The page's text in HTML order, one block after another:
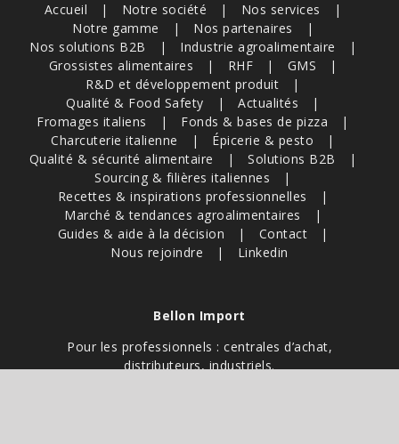
Accueil Notre société
Nos services
Notre gamme
Nos partenaires
Nos solutions B2B
Industrie agroalimentaire
Grossistes alimentaires
RHF
GMS
R&D et développement produit
Qualité & Food Safety
Actualités
Fromages italiens
Fonds & bases de pizza
Charcuterie italienne
Épicerie & pesto
Qualité & sécurité alimentaire
Solutions B2B
Sourcing & filières italiennes
Recettes & inspirations professionnelles
Marché & tendances agroalimentaires
Guides & aide à la décision
Contact
Nous rejoindre
Linkedin
Bellon Import
Pour les professionnels : centrales d’achat,
distributeurs, industriels.